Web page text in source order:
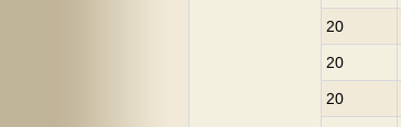
20
20
20